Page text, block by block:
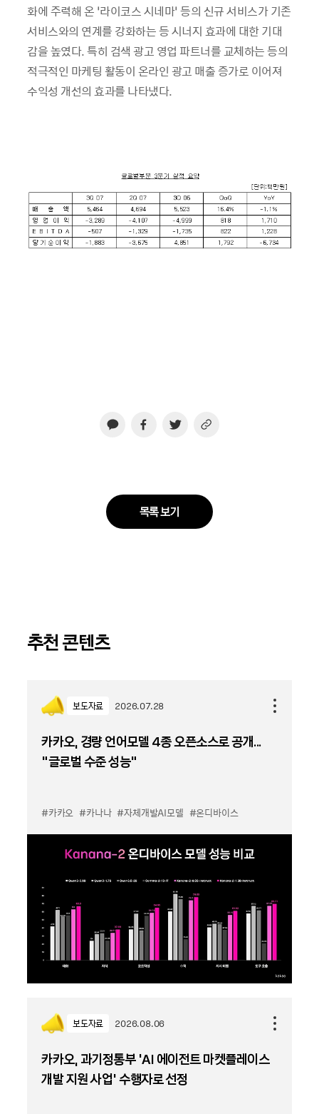
화에 주력해 온 ‘라이코스 시네마’ 등의 신규 서비스가 기존
서비스와의 연계를 강화하는 등 시너지 효과에 대한 기대
감을 높였다. 특히 검색 광고 영업 파트너를 교체하는 등의
적극적인 마케팅 활동이 온라인 광고 매출 증가로 이어져
수익성 개선의 효과를 나타냈다.
목록 보기
추천 콘텐츠
보도자료 2026.07.28
카카오, 경량 언어모델 4종 오픈소스로 공개...
“글로벌 수준 성능”
#카카오 #카나나 #자체개발AI모델 #온디바이스
보도자료 2026.08.06
카카오, 과기정통부 ‘AI 에이전트 마켓플레이스
개발 지원 사업’ 수행자로 선정